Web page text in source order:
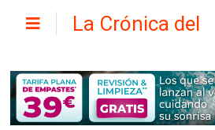
La Crónica del